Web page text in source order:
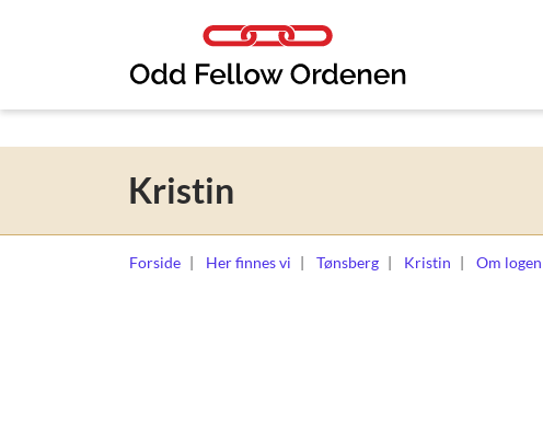
Kristin
Forside Her finnes vi Tønsberg Kristin Om logen